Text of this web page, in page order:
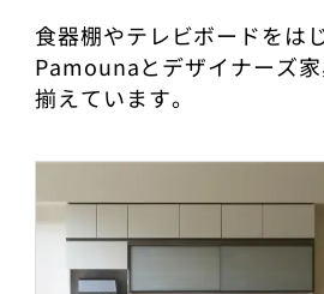
食器棚やテレビボードをは
Pamounaとデザイナーズ
揃えています。